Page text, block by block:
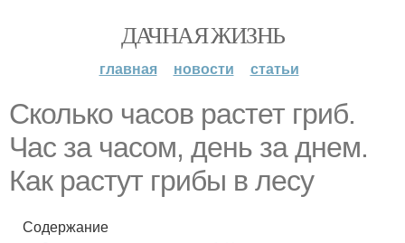
ДАЧНАЯ ЖИЗНЬ
главная новости статьи
Сколько часов растет гриб.
Час за часом, день за днем.
Как растут грибы в лесу
Содержание